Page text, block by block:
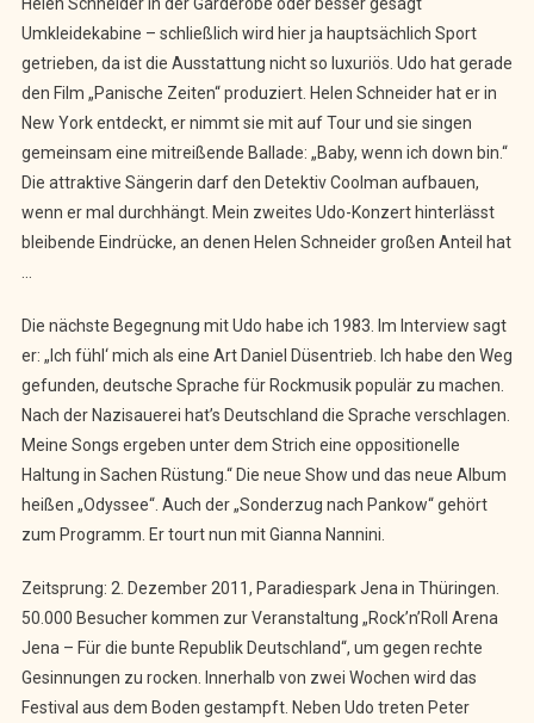
Umkleidekabine – schließlich wird hier ja hauptsächlich Sport
getrieben, da ist die Ausstattung nicht so luxuriös. Udo hat gerade
den Film „Panische Zeiten“ produziert. Helen Schneider hat er in
New York entdeckt, er nimmt sie mit auf Tour und sie singen
gemeinsam eine mitreißende Ballade: „Baby, wenn ich down bin.“
Die attraktive Sängerin darf den Detektiv Coolman aufbauen,
wenn er mal durchhängt. Mein zweites Udo-Konzert hinterlässt
bleibende Eindrücke, an denen Helen Schneider großen Anteil hat
Die nächste Begegnung mit Udo habe ich 1983. Im Interview sagt
er: „Ich fühl‘ mich als eine Art Daniel Düsentrieb. Ich habe den Weg
gefunden, deutsche Sprache für Rockmusik populär zu machen.
Nach der Nazisauerei hat’s Deutschland die Sprache verschlagen.
Meine Songs ergeben unter dem Strich eine oppositionelle
Haltung in Sachen Rüstung.“ Die neue Show und das neue Album
heißen „Odyssee“. Auch der „Sonderzug nach Pankow“ gehört
zum Programm. Er tourt nun mit Gianna Nannini.
Zeitsprung: 2. Dezember 2011, Paradiespark Jena in Thüringen.
50.000 Besucher kommen zur Veranstaltung „Rock’n’Roll Arena
Jena – Für die bunte Republik Deutschland“, um gegen rechte
Gesinnungen zu rocken. Innerhalb von zwei Wochen wird das
Festival aus dem Boden gestampft. Neben Udo treten Peter